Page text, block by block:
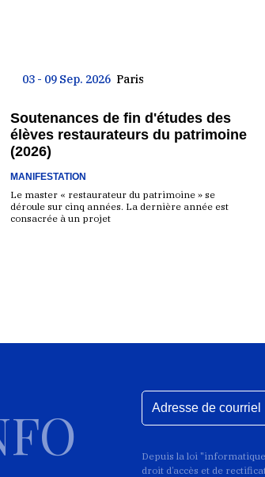
03 - 09 Sep. 2026 Paris
Soutenances de fin d'études des
élèves restaurateurs du patrimoine
(2026)
MANIFESTATION
Le master « restaurateur du patrimoine » se
déroule sur cinq années. La dernière année est
consacrée à un projet
Depuis la loi
droit d’accès et de